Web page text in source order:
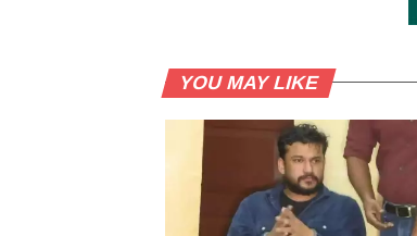
YOU MAY LIKE